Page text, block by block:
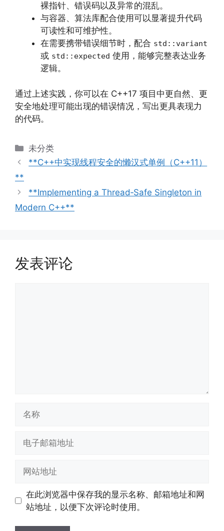
裸指针、错误码以及异常的混乱。
与容器、算法库配合使用可以显著提升代码
可读性和可维护性。
在需要携带错误细节时，配合 std::variant
或 std::expected 使用，能够完整表达业务
逻辑。
通过上述实践，你可以在 C++17 项目中更自然、更
安全地处理可能出现的错误情况，写出更具表现力
的代码。
分
类
未分类
**C++中实现线程安全的懒汉式单例（C++11）
**
**Implementing a Thread‑Safe Singleton in
Modern C++**
发表评论
址
址
在此浏览器中保存我的显示名称、邮箱地址和网
站地址，以便下次评论时使用。